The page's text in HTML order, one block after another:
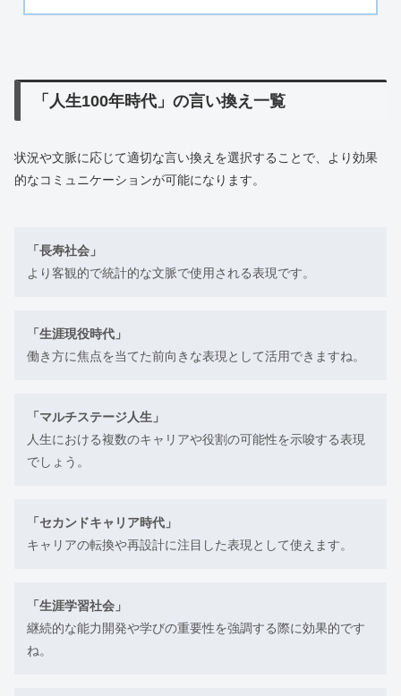
「人生100年時代」の言い換え一覧
状況や文脈に応じて適切な言い換えを選択することで、より効果
的なコミュニケーションが可能になります。
「長寿社会」
より客観的で統計的な文脈で使用される表現です。
「生涯現役時代」
働き方に焦点を当てた前向きな表現として活用できますね。
「マルチステージ人生」
人生における複数のキャリアや役割の可能性を示唆する表現
でしょう。
「セカンドキャリア時代」
キャリアの転換や再設計に注目した表現として使えます。
「生涯学習社会」
継続的な能力開発や学びの重要性を強調する際に効果的です
ね。